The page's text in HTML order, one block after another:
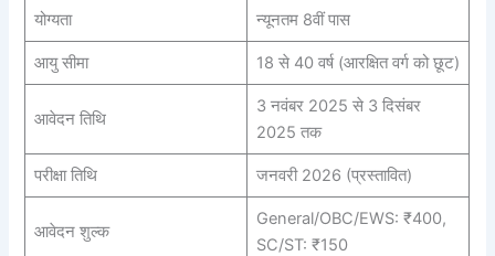
योग्यता न्यूनतम 8वीं पास
आयु सीमा 18 से 40 वर्ष (आरक्षित वर्ग को छूट)
आवेदन तिथि
3 नवंबर 2025 से 3 दिसंबर
2025 तक
परीक्षा तिथि जनवरी 2026 (प्रस्तावित)
आवेदन शुल्क
General/OBC/EWS: ₹400,
SC/ST: ₹150